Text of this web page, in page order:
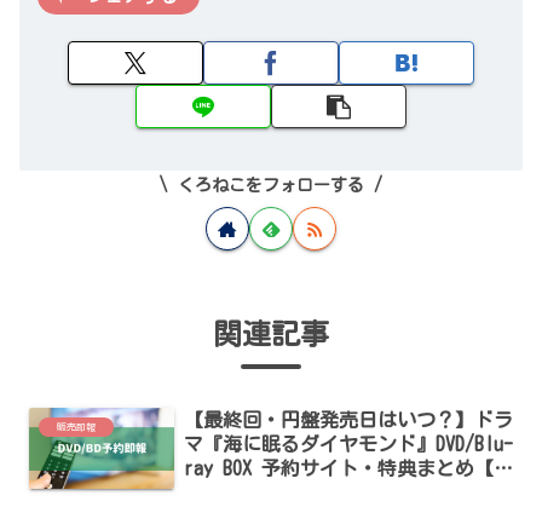
くろねこをフォローする
関連記事
販売即報
【最終回・円盤発売日はいつ？】ドラ
マ『海に眠るダイヤモンド』DVD/Blu-
ray BOX 予約サイト・特典まとめ【神